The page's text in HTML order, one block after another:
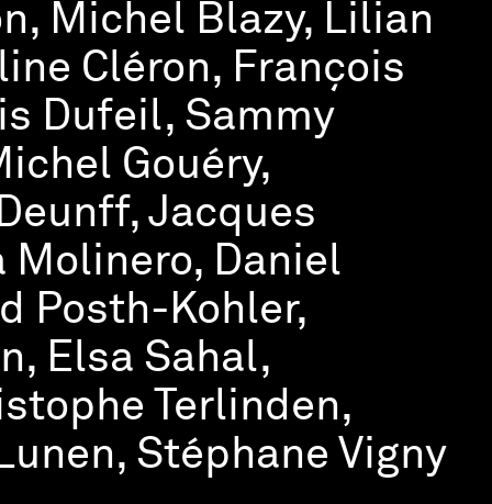
Michel Blazy, Lilian
Cléron, François
Dufeil, Sammy
Gouéry,
Jacques
Molinero, Daniel
Posth-Kohler,
Elsa Sahal,
Terlinden,
Stéphane Vigny